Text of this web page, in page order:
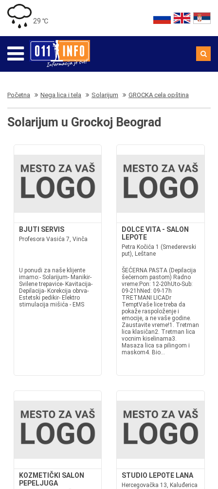
29 ℃
Početna Nega lica i tela Solarijum GROCKA cela opština
Solarijum u Grockoj Beograd
BJUTI SERVIS
Profesora Vasića 7, Vinča
U ponudi za naše klijente
imamo:- Solarijum- Manikir-
Svilene trepavice- Kavitacija-
Depilacija- Korekcija obrva-
Estetski pedikir- Elektro
stimulacija mišića - EMS
DOLCE VITA - SALON
LEPOTE
Petra Kočića 1 (Smederevski
put), Leštane
ŠEĆERNA PASTA (Depilacija
šećernom pastom) Radno
vreme:Pon: 12-20hUto-Sub:
09-21hNed: 09-17h
TRETMANI LICADr
TemptVaše lice treba da
pokaže raspoloženje i
emocije, a ne vaše godine.
Zaustavite vreme!1. Tretman
lica klasičan2. Tretman lica
vocnim kiselinama3.
Masaza lica sa pilingom i
maskom4. Bio...
KOZMETIČKI SALON
PEPELJUGA
STUDIO LEPOTE LANA
Hercegovačka 13, Kaluđerica